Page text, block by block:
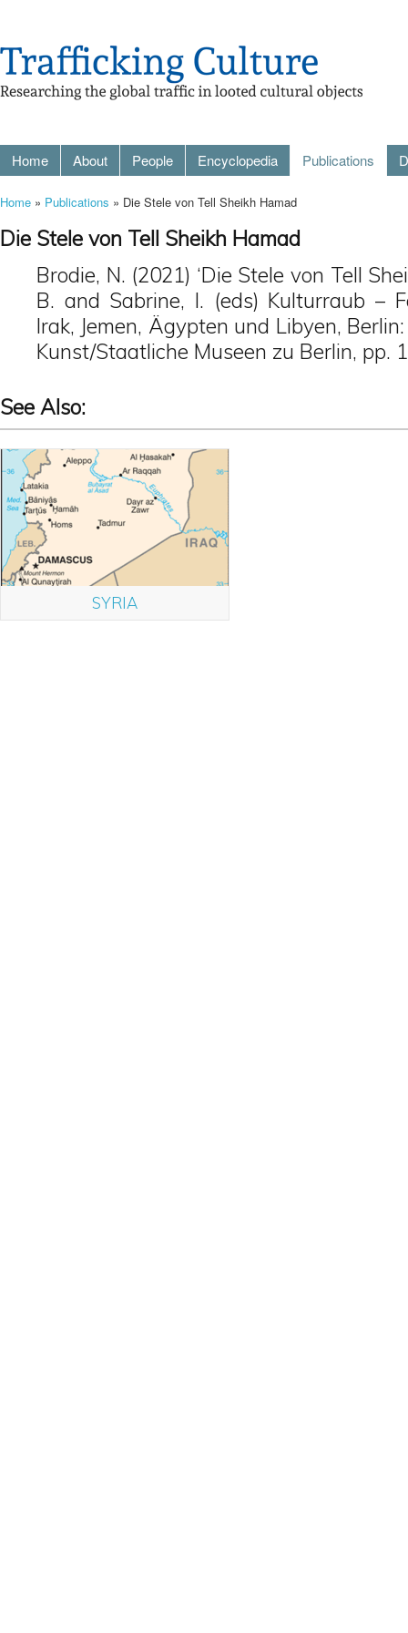
Home About People Encyclopedia Publications
Home » Publications » Die Stele von Tell Sheikh Hamad
Die Stele von Tell Sheikh Hamad
Brodie, N. (2021) ‘Die Stele von Tell
B. and Sabrine, I. (eds) Kulturraub –
Irak, Jemen, Ägypten und Libyen,
Kunst/Staatliche Museen zu Berlin, pp.
See Also:
SYRIA